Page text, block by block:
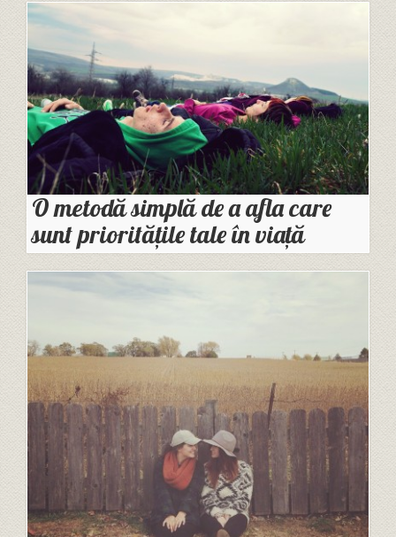
O metodă simplă de a afla care
sunt prioritățile tale în viață